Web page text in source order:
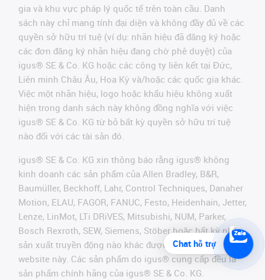
gia và khu vực pháp lý quốc tế trên toàn cầu. Danh
sách này chỉ mang tính đại diện và không đầy đủ về các
quyền sở hữu trí tuệ (ví dụ: nhãn hiệu đã đăng ký hoặc
các đơn đăng ký nhãn hiệu đang chờ phê duyệt) của
igus® SE & Co. KG hoặc các công ty liên kết tại Đức,
Liên minh Châu Âu, Hoa Kỳ và/hoặc các quốc gia khác.
Việc một nhãn hiệu, logo hoặc khẩu hiệu không xuất
hiện trong danh sách này không đồng nghĩa với việc
igus® SE & Co. KG từ bỏ bất kỳ quyền sở hữu trí tuệ
nào đối với các tài sản đó.
igus® SE & Co. KG xin thông báo rằng igus® không
kinh doanh các sản phẩm của Allen Bradley, B&R,
Baumüller, Beckhoff, Lahr, Control Techniques, Danaher
Motion, ELAU, FAGOR, FANUC, Festo, Heidenhain, Jetter,
Lenze, LinMot, LTi DRiVES, Mitsubishi, NUM, Parker,
Bosch Rexroth, SEW, Siemens, Stöber hoặc bất kỳ nhà
sản xuất truyền động nào khác được đề cập trên
website này. Các sản phẩm do igus® cung cấp đều là
sản phẩm chính hãng của igus® SE & Co. KG.
Chat hỗ trợ